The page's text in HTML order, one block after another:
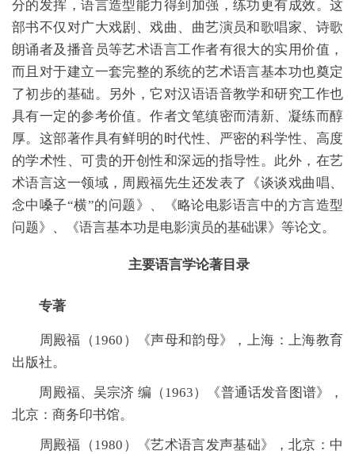
分的发挥，语言造型能力得到加强，练功更有成效。这
部书不仅对广大戏剧、戏曲、曲艺演员和歌唱家、诗歌
朗诵者及播音员等艺术语言工作者有很大的实用价值，
而且对于建立一套完整的系统的艺术语言基本功也奠定
了初步的基础。另外，它对汉语语音教学和研究工作也
具有一定的参考价值。作者文笔缜密而清新、凝练而醇
厚。这部著作具有鲜明的时代性、严密的科学性、高度
的学术性、可贵的开创性和深远的指导性。此外，在艺
术语言这一领域，周殿福先生还发表了《谈谈戏曲唱、
念中嗓子“横”的问题》、《略论电影语言中的方言造型
问题》、《语言基本功是电影演员的基础课》等论文。
主要语言学论著目录
专著
周殿福（1960）《声母和韵母》，上海：上海教育
出版社。
周殿福、吴宗济 编（1963）《普通话发音图谱》，
北京：商务印书馆。
周殿福（1980）《艺术语言发声基础》，北京：中